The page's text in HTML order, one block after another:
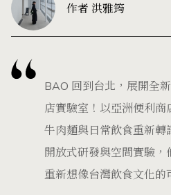
作者 洪雅筠
BAO 回到台北，展開全
店實驗室！以亞洲便利商
牛肉麵與日常飲食重新轉
開放式研發與空間實驗，
重新想像台灣飲食文化的